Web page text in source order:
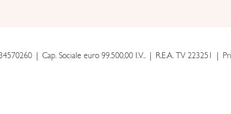
Cap. Sociale euro 99.500,00 I.V.. R.E.A. TV 223251